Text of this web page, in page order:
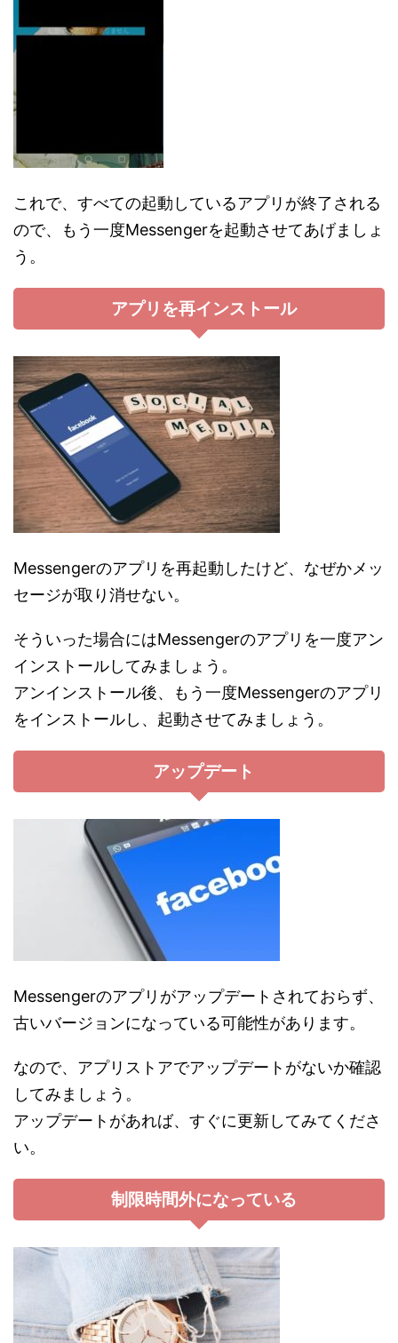
これで、すべての起動しているアプリが終了される
ので、もう一度Messengerを起動させてあげましょ
う。
アプリを再インストール
Messengerのアプリを再起動したけど、なぜかメッ
セージが取り消せない。
そういった場合にはMessengerのアプリを一度アン
インストールしてみましょう。
アンインストール後、もう一度Messengerのアプリ
をインストールし、起動させてみましょう。
アップデート
Messengerのアプリがアップデートされておらず、
古いバージョンになっている可能性があります。
なので、アプリストアでアップデートがないか確認
してみましょう。
アップデートがあれば、すぐに更新してみてくださ
い。
制限時間外になっている